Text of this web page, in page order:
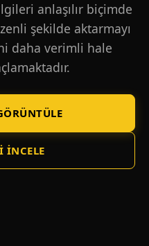
anlaşılır biçimde
şekilde aktarmayı
daha verimli hale
İNCELE